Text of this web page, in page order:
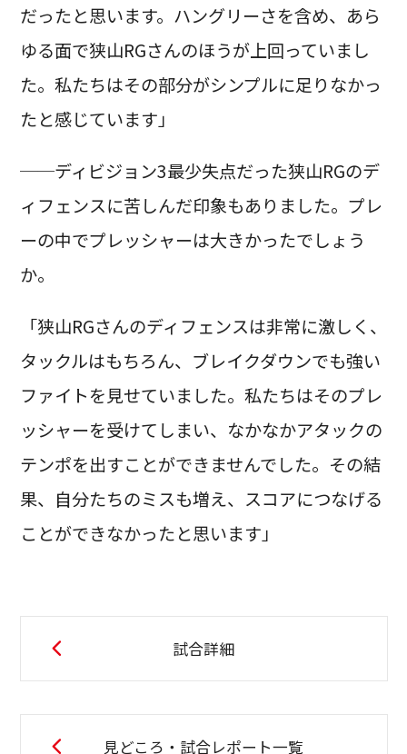
だったと思います。ハングリーさを含め、あら
ゆる面で狭山RGさんのほうが上回っていまし
た。私たちはその部分がシンプルに足りなかっ
たと感じています」
──ディビジョン3最少失点だった狭山RGのデ
ィフェンスに苦しんだ印象もありました。プレ
ーの中でプレッシャーは大きかったでしょう
か。
「狭山RGさんのディフェンスは非常に激しく、
タックルはもちろん、ブレイクダウンでも強い
ファイトを見せていました。私たちはそのプレ
ッシャーを受けてしまい、なかなかアタックの
テンポを出すことができませんでした。その結
果、自分たちのミスも増え、スコアにつなげる
ことができなかったと思います」
試合詳細
見どころ・試合レポート一覧